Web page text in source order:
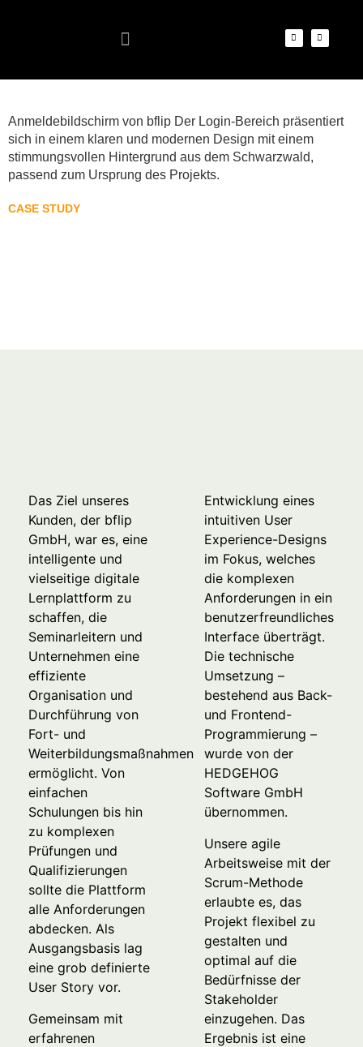
Anmeldebildschirm von bflip Der Login-Bereich präsentiert
sich in einem klaren und modernen Design mit einem
stimmungsvollen Hintergrund aus dem Schwarzwald,
passend zum Ursprung des Projekts.
CASE STUDY
Das Ziel unseres
Kunden, der bflip
GmbH, war es, eine
intelligente und
vielseitige digitale
Lernplattform zu
schaffen, die
Seminarleitern und
Unternehmen eine
effiziente
Organisation und
Durchführung von
Fort- und
Weiterbildungsmaßnahmen
ermöglicht. Von
einfachen
Schulungen bis hin
zu komplexen
Prüfungen und
Qualifizierungen
sollte die Plattform
alle Anforderungen
abdecken. Als
Ausgangsbasis lag
eine grob definierte
User Story vor.
Gemeinsam mit
erfahrenen
Entwicklung eines
intuitiven User
Experience-Designs
im Fokus, welches
die komplexen
Anforderungen in ein
benutzerfreundliches
Interface überträgt.
Die technische
Umsetzung –
bestehend aus Back-
und Frontend-
Programmierung –
wurde von der
HEDGEHOG
Software GmbH
übernommen.
Unsere agile
Arbeitsweise mit der
Scrum-Methode
erlaubte es, das
Projekt flexibel zu
gestalten und
optimal auf die
Bedürfnisse der
Stakeholder
einzugehen. Das
Ergebnis ist eine